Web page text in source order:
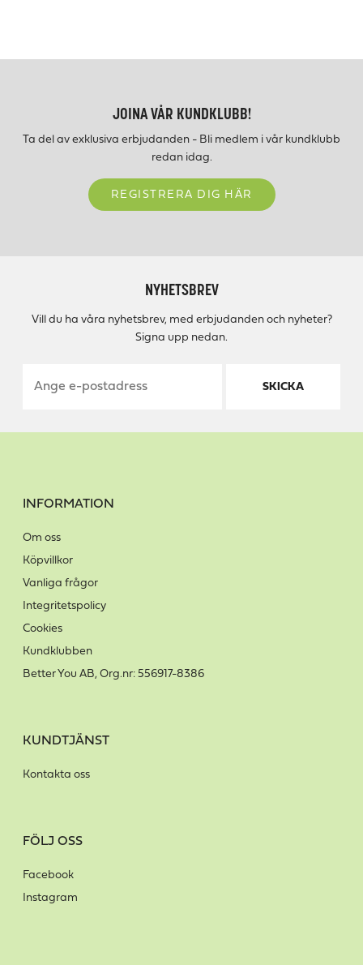
JOINA VÅR KUNDKLUBB!
Ta del av exklusiva erbjudanden - Bli medlem i vår kundklubb
redan idag.
REGISTRERA DIG HÄR
NYHETSBREV
Vill du ha våra nyhetsbrev, med erbjudanden och nyheter?
Signa upp nedan.
SKICKA
INFORMATION
Om oss
Köpvillkor
Vanliga frågor
Integritetspolicy
Cookies
Kundklubben
Better You AB, Org.nr: 556917-8386
KUNDTJÄNST
Kontakta oss
FÖLJ OSS
Facebook
Instagram